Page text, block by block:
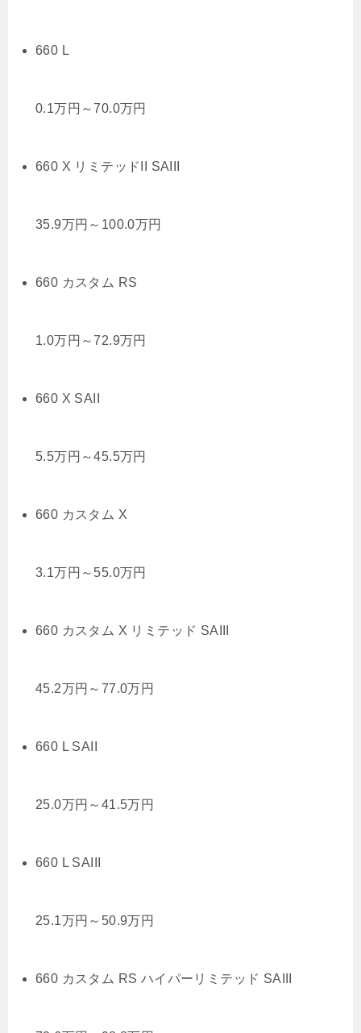
660 L
0.1万円 ～70.0万円
660 X リミテッドII SAIII
35.9万円 ～ 100.0万円
660 カスタム RS
1.0万円 ～72.9万円
660 X SAII
5.5万円 ～45.5万円
660 カスタム X
3.1万円 ～ 55.0万円
660 カスタム X リミテッド SAIII
45.2万円 ～ 77.0万円
660 L SAII
25.0万円 ～ 41.5万円
660 L SAIII
25.1万円 ～ 50.9万円
660 カスタム RS ハイパーリミテッド SAIII